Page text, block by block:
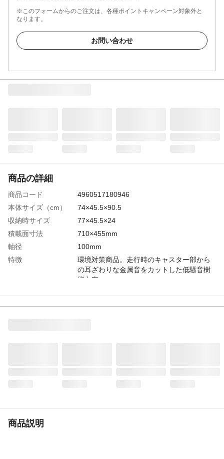
※このフォームからのご注文は、各種ポイントキャンペーン対象外と
なります。
お問い合わせ
商品の詳細
商品コード
4960517180946
本体サイズ（cm）
74×45.5×90.5
収納時サイズ
77×45.5×24
積載面寸法
710×455mm
軸径
100mm
特徴
環境対策商品。走行時のキャスター部から
の耳ざわりな金属音をカットした低騒音樹
脂台車
商品説明